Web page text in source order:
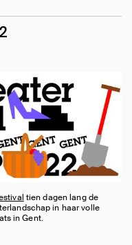
tien dagen lang de
in haar volle
in Gent.